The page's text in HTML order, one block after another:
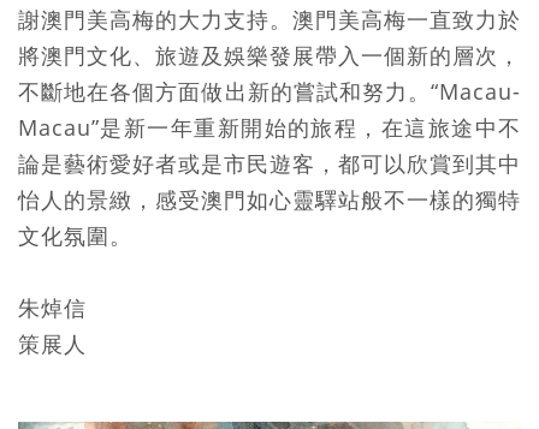
謝澳門美高梅的大力支持。澳門美高梅一直致力於
將澳門文化、旅遊及娛樂發展帶入一個新的層次，
不斷地在各個方面做出新的嘗試和努力。“Macau-
Macau”是新一年重新開始的旅程，在這旅途中不
論是藝術愛好者或是市民遊客，都可以欣賞到其中
怡人的景緻，感受澳門如心靈驛站般不一樣的獨特
文化氛圍。
朱焯信
策展人